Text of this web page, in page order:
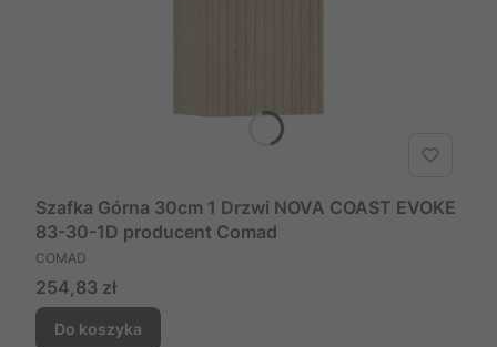
Szafka Górna 30cm 1 Drzwi NOVA COAST EVOKE
83-30-1D producent Comad
PRODUCENT
COMAD
Cena
254,83 zł
Do koszyka